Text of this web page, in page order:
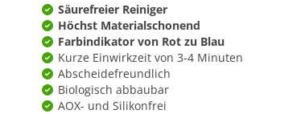
Säurefreier Reiniger
Höchst Materialschonend
Farbindikator von Rot zu Blau
Kurze Einwirkzeit von 3-4 Minuten
Abscheidefreundlich
Biologisch abbaubar
AOX- und Silikonfrei